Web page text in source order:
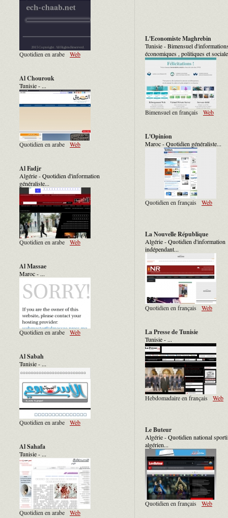
Quotidien en arabe Web
Al Chourouk
Tunisie - ...
Quotidien en arabe Web
Al Fadjr
Algérie - Quotidien d'information
généraliste...
Quotidien en arabe Web
Al Massae
Maroc - ...
Quotidien en arabe Web
Al Sabah
Tunisie - ...
Quotidien en arabe Web
Al Sahafa
Tunisie - ...
Quotidien en arabe Web
L'Economiste Maghrebin
Tunisie - Bimensuel
économiques , politiques et
Bimensuel en français Web
L'Opinion
Maroc - Quotidien généraliste...
Quotidien en français Web
La Nouvelle République
Algérie - Quotidien d'information
indépendant...
Quotidien en français Web
La Presse de Tunisie
Tunisie - ...
Hebdomadaire en français Web
Le Buteur
Algérie - Quotidien national
algérien...
Quotidien en français Web